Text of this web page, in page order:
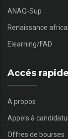
ANAQ-Sup
Renaissance
Elearning/FAD
Accés
A propos
Appels à
Offres de bourses